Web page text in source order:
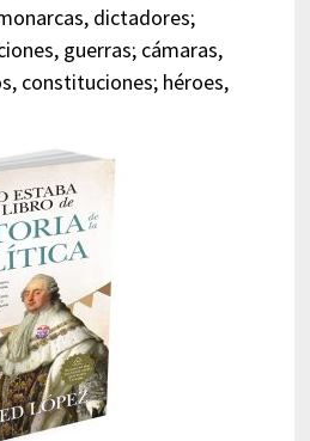
dictadores;
guerras; cámaras,
constituciones; héroes,